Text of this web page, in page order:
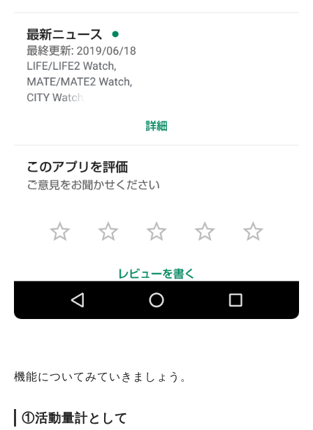
機能についてみていきましょう。
①活動量計として